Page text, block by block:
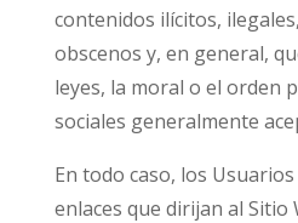
contenidos ilícitos,
obscenos y, en general,
leyes, la moral o el orden
sociales generalmente
En todo caso, los
enlaces que dirijan al Sitio